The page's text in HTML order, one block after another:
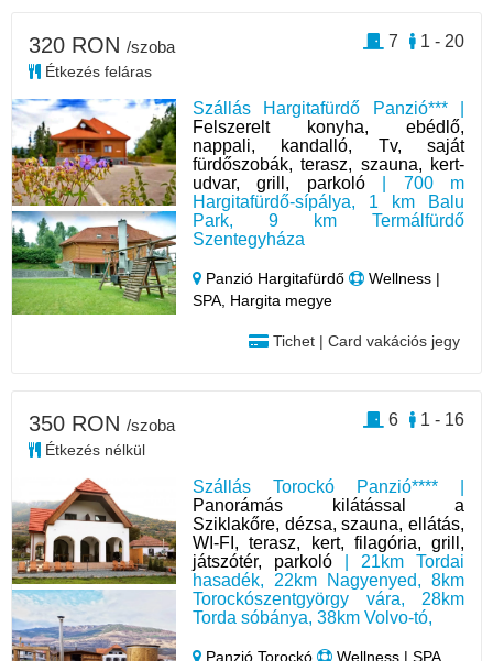
Szállás Hargitafürdő Panzió*** |
Felszerelt konyha, ebédlő,
nappali, kandalló, Tv, saját
fürdőszobák, terasz, szauna, kert-
udvar, grill, parkoló| 700 m
Hargitafürdő-sípálya, 1 km Balu
Park, 9 km Termálfürdő
Szentegyháza
Panzió Hargitafürdő
Wellness |
SPA, Hargita megye
Tichet | Card vakációs jegy
320 RON /szoba
Étkezés feláras
1 - 20
7
Szállás Torockó Panzió**** |
Panorámás kilátással a
Sziklakőre, dézsa, szauna, ellátás,
WI-FI, terasz, kert, filagória, grill,
játszótér, parkoló | 21km Tordai
hasadék, 22km Nagyenyed, 8km
Torockószentgyörgy vára, 28km
Torda sóbánya, 38km Volvo-tó,
Panzió Torockó
Wellness | SPA,
350 RON /szoba
Étkezés nélkül
1 - 16
6